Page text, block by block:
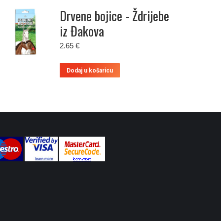
Drvene bojice - Ždrijebe
iz Đakova
2.65 €
Dodaj u košaricu